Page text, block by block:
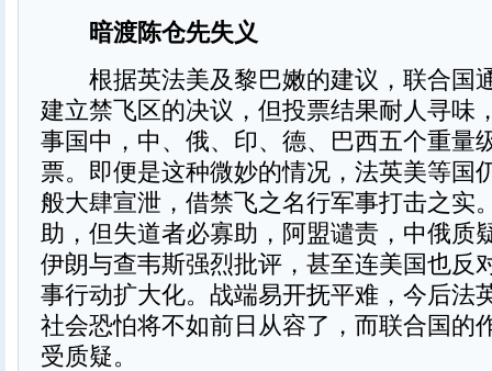
暗渡陈仓先失义
根据英法美及黎巴嫩的建议，联合国
建立禁飞区的决议，但投票结果耐人寻味
事国中，中、俄、印、德、巴西五个重量
票。即便是这种微妙的情况，法英美等国
般大肆宣泄，借禁飞之名行军事打击之实
助，但失道者必寡助，阿盟谴责，中俄质
伊朗与查韦斯强烈批评，甚至连美国也反
事行动扩大化。战端易开抚平难，今后法
社会恐怕将不如前日从容了，而联合国的
受质疑。